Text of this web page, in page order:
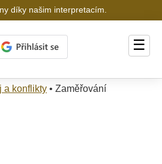
díky našim interpretacím.
☰
a konflikty • Zaměřování